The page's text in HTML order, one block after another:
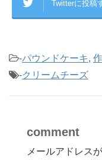
Twitterに投稿
-パウンドケーキ,
-クリームチーズ
comment
メールアドレス